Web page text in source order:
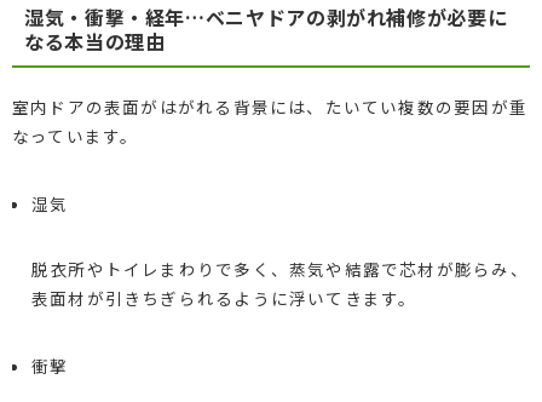
湿気・衝撃・経年…ベニヤドアの剥がれ補修が必要に
なる本当の理由
室内ドアの表面がはがれる背景には、たいてい複数の要因が重
なっています。
湿気
脱衣所やトイレまわりで多く、蒸気や結露で芯材が膨らみ、
表面材が引きちぎられるように浮いてきます。
衝撃